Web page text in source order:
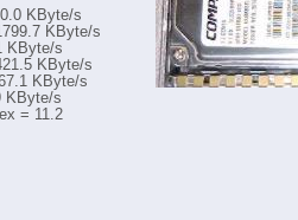
KByte/s
KByte/s
KByte/s
KByte/s
KByte/s
KByte/s
= 11.2